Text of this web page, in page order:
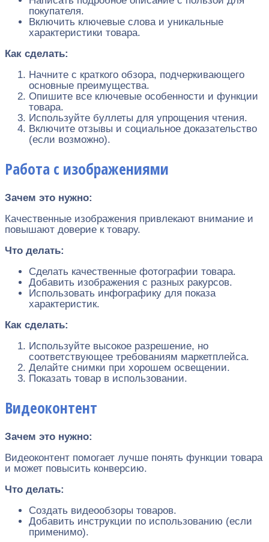
покупателя.
Включить ключевые слова и уникальные
характеристики товара.
Как сделать:
Начните с краткого обзора, подчеркивающего
основные преимущества.
Опишите все ключевые особенности и функции
товара.
Используйте буллеты для упрощения чтения.
Включите отзывы и социальное доказательство
(если возможно).
Работа с изображениями
Зачем это нужно:
Качественные изображения привлекают внимание и
повышают доверие к товару.
Что делать:
Сделать качественные фотографии товара.
Добавить изображения с разных ракурсов.
Использовать инфографику для показа
характеристик.
Как сделать:
Используйте высокое разрешение, но
соответствующее требованиям маркетплейса.
Делайте снимки при хорошем освещении.
Показать товар в использовании.
Видеоконтент
Зачем это нужно:
Видеоконтент помогает лучше понять функции товара
и может повысить конверсию.
Что делать:
Создать видеообзоры товаров.
Добавить инструкции по использованию (если
применимо).